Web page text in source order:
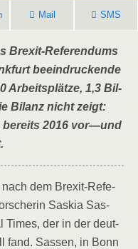
Mail SMS
Brexit-Refe­ren­dums
beein­dru­cken­de
Arbeits­plät­ze, 1,3 Bil­
Bilanz nicht zeigt:
bereits 2016 vor—und
nach dem Brexit-Refe­
Saskia Sas­
Times, der in der deut­
fand. Sas­sen, in Bonn